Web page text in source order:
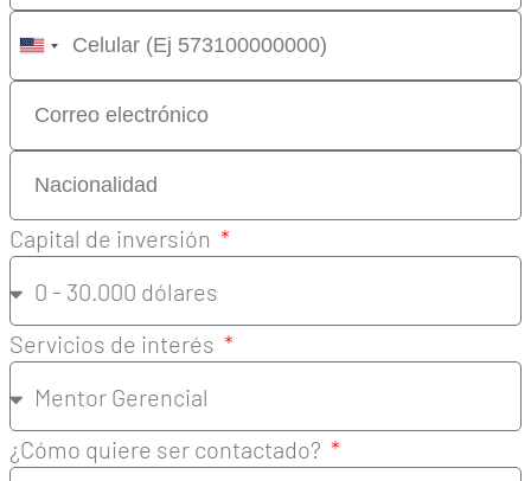
United
+1
Capital de inversión
Servicios de interés
¿Cómo quiere ser contactado?